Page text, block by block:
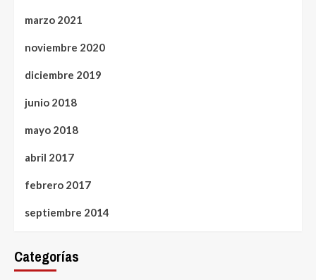
marzo 2021
noviembre 2020
diciembre 2019
junio 2018
mayo 2018
abril 2017
febrero 2017
septiembre 2014
Categorías